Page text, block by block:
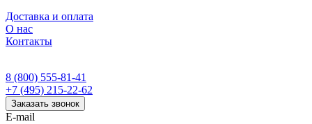
Доставка и оплата
О нас
Контакты
8 (800) 555-81-41
+7 (495) 215-22-62
Заказать звонок
E-mail